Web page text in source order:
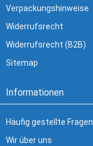
Verpackungshinweise
Widerrufsrecht
Widerrufsrecht (B2B)
Sitemap
Informationen
Häufig gestellte Fragen
Wir über uns